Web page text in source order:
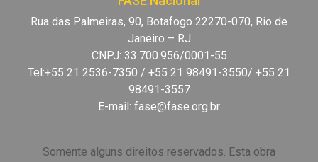
Rua das Palmeiras, 90, Botafogo 22270-070, Rio de
Janeiro – RJ
CNPJ: 33.700.956/0001-55
Tel:+55 21 2536-7350 / +55 21 98491-3550/ +55 21
98491-3557
E-mail: fase@fase.org.br
Somente alguns direitos reservados. Esta obra